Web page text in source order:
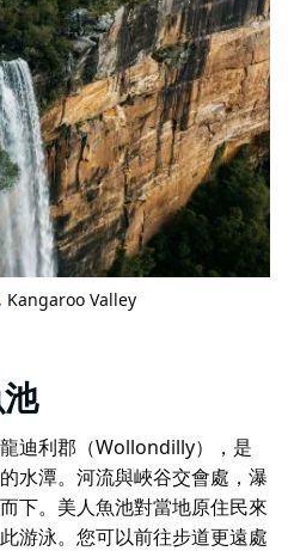
, Kangaroo Valley
迪利郡（Wollondilly），是
水潭。河流與峽谷交會處，瀑
下。美人魚池對當地原住民來
游泳。您可以前往步道更遠處